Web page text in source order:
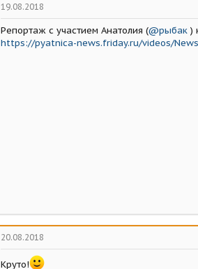
19.08.2018
Репортаж с участием Анатолия (@рыбак )
https://pyatnica-news.friday.ru/videos/
20.08.2018
Круто!